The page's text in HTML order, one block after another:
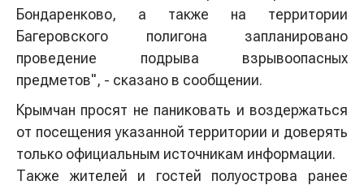
Бондаренково, а также на территории
Багеровского полигона запланировано
проведение подрыва взрывоопасных
предметов", - сказано в сообщении.
Крымчан просят не паниковать и воздержаться
от посещения указанной территории и доверять
только официальным источникам информации.
Также жителей и гостей полуострова ранее